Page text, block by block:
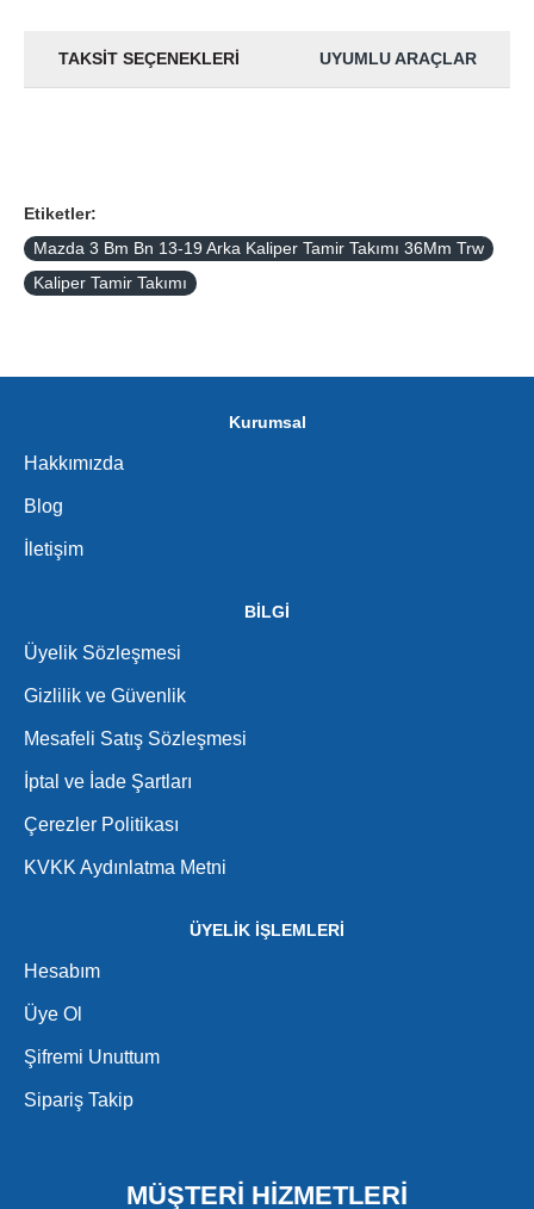
TAKSIT SEÇENEKLERI UYUMLU ARAÇLAR
Etiketler:
Mazda 3 Bm Bn 13-19 Arka Kaliper Tamir Takımı 36Mm Trw
Kaliper Tamir Takımı
Kurumsal
Hakkımızda
Blog
İletişim
BİLGİ
Üyelik Sözleşmesi
Gizlilik ve Güvenlik
Mesafeli Satış Sözleşmesi
İptal ve İade Şartları
Çerezler Politikası
KVKK Aydınlatma Metni
ÜYELİK İŞLEMLERİ
Hesabım
Üye Ol
Şifremi Unuttum
Sipariş Takip
MÜŞTERİ HİZMETLERİ